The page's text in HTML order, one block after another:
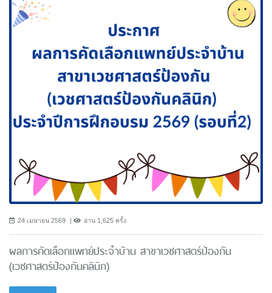
24 เมษายน 2569 อ่าน 1,625 ครั้ง
ผลการคัดเลือกแพทย์ประจำบ้าน สาขาเวชศาสตร์ป้องกัน
(เวชศาสตร์ป้องกันคลินิก)